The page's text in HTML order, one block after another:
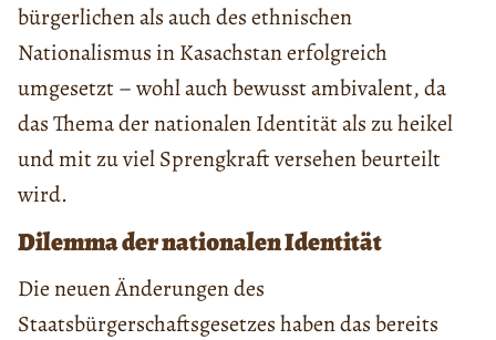
bürgerlichen als auch des ethnischen
Nationalismus in Kasachstan erfolgreich
umgesetzt – wohl auch bewusst ambivalent, da
das Thema der nationalen Identität als zu heikel
und mit zu viel Sprengkraft versehen beurteilt
wird.
Dilemma der nationalen Identität
Die neuen Änderungen des
Staatsbürgerschaftsgesetzes haben das bereits